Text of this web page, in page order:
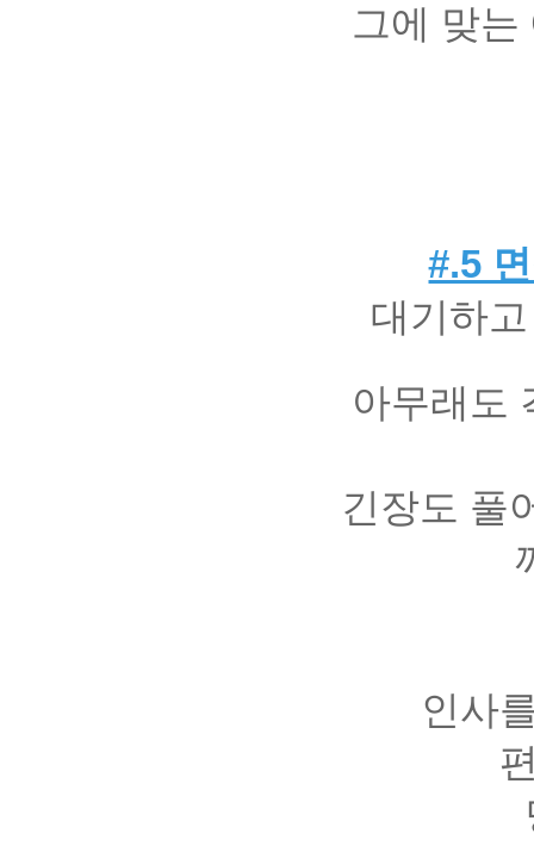
그에 맞는
#.5
대기하
아무래도
긴장도 풀
인사